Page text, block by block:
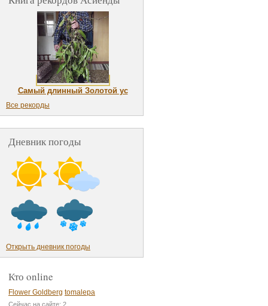
Самый длинный Золотой ус
Все рекорды
Дневник погоды
Открыть дневник погоды
Кто online
Flower Goldberg tomalepa
Сейчас на сайте: 2